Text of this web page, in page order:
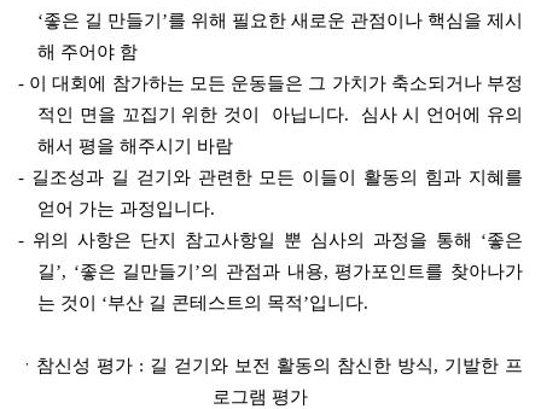
‘좋은 길 만들기’를 위해 필요한 새로운 관점이나 핵심을 제시
해 주어야 함
- 이 대회에 참가하는 모든 운동들은 그 가치가 축소되거나 부정
적인 면을 꼬집기 위한 것이 아닙니다. 심사 시 언어에 유의
해서 평을 해주시기 바람
- 길조성과 길 걷기와 관련한 모든 이들이 활동의 힘과 지혜를
얻어 가는 과정입니다.
- 위의 사항은 단지 참고사항일 뿐 심사의 과정을 통해 ‘좋은
길’, ‘좋은 길만들기’의 관점과 내용, 평가포인트를 찾아나가
는 것이 ‘부산 길 콘테스트의 목적’입니다.
ㆍ참신성 평가 : 길 걷기와 보전 활동의 참신한 방식, 기발한 프
로그램 평가